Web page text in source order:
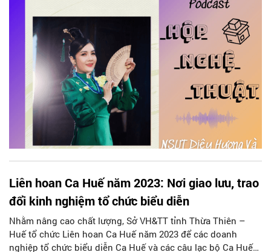
nhau. Trong số podcast tuần này của Hộp nghệ thuật,
chúng ta cùng gặp gỡ với vị khách mời đặc biệt: NSƯT Diệu
Hương - người tiên phong đưa ca Huế kết hợp với nhạc điện
Liên hoan Ca Huế năm 2023: Nơi giao lưu, trao
đổi kinh nghiệm tổ chức biểu diễn
Nhằm nâng cao chất lượng, Sở VH&TT tỉnh Thừa Thiên –
Huế tổ chức Liên hoan Ca Huế năm 2023 để các doanh
nghiệp tổ chức biểu diễn Ca Huế và các câu lạc bộ Ca Huế